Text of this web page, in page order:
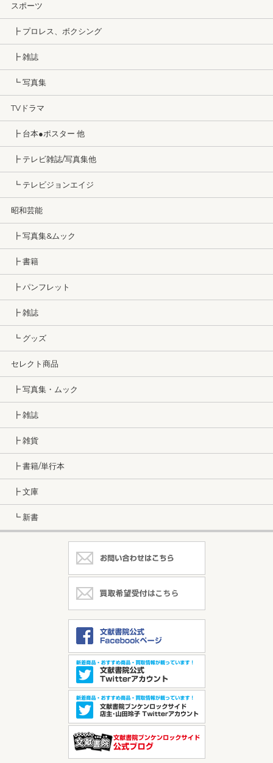
スポーツ
┣ プロレス、ボクシング
┣ 雑誌
┗ 写真集
TVドラマ
┣ 台本●ポスター 他
┣ テレビ雑誌/写真集他
┗ テレビジョンエイジ
昭和芸能
┣ 写真集&ムック
┣ 書籍
┣ パンフレット
┣ 雑誌
┗ グッズ
セレクト商品
┣ 写真集・ムック
┣ 雑誌
┣ 雑貨
┣ 書籍/単行本
┣ 文庫
┗ 新書